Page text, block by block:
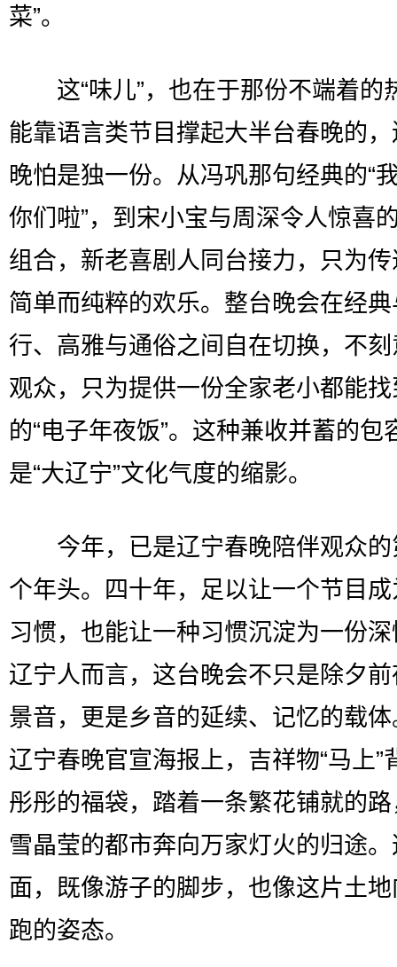
菜”。
这“味儿”，也在于那份不端着的
能靠语言类节目撑起大半台春晚的
晚怕是独一份。从冯巩那句经典的“
你们啦”，到宋小宝与周深令人惊喜
组合，新老喜剧人同台接力，只为
简单而纯粹的欢乐。整台晚会在经
行、高雅与通俗之间自在切换，不
观众，只为提供一份全家老小都能
的“电子年夜饭”。这种兼收并蓄的包
是“大辽宁”文化气度的缩影。
今年，已是辽宁春晚陪伴观众的
个年头。四十年，足以让一个节目
习惯，也能让一种习惯沉淀为一份
辽宁人而言，这台晚会不只是除夕
景音，更是乡音的延续、记忆的载
辽宁春晚官宣海报上，吉祥物“马上”
彤彤的福袋，踏着一条繁花铺就的
雪晶莹的都市奔向万家灯火的归途
面，既像游子的脚步，也像这片土
跑的姿态。